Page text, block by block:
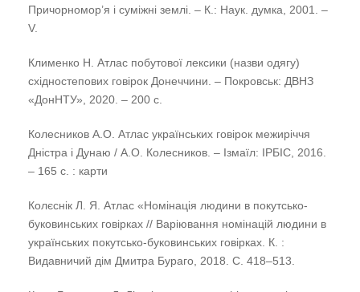
Причорномор’я і суміжні землі. – К.: Наук. думка, 2001. –
V.
Клименко Н. Атлас побутової лексики (назви одягу)
східностепових говірок Донеччини. – Покровськ: ДВНЗ
«ДонНТУ», 2020. – 200 с.
Колесников А.О. Атлас українських говірок межиріччя
Дністра і Дунаю / А.О. Колесников. – Ізмаїл: ІРБІС, 2016.
– 165 с. : карти
Колєснік Л. Я. Атлас «Номінація людини в покутсько-
буковинських говірках // Варіювання номінацій людини в
українських покутсько-буковинських говірках. К. :
Видавничий дім Дмитра Бураго, 2018. С. 418–513.